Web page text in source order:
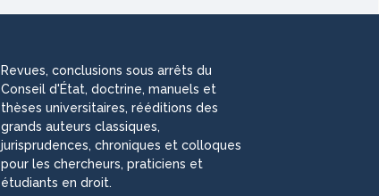
Revues, conclusions sous arrêts du
Conseil d'État, doctrine, manuels et
thèses universitaires, rééditions des
grands auteurs classiques,
jurisprudences, chroniques et colloques
pour les chercheurs, praticiens et
étudiants en droit.